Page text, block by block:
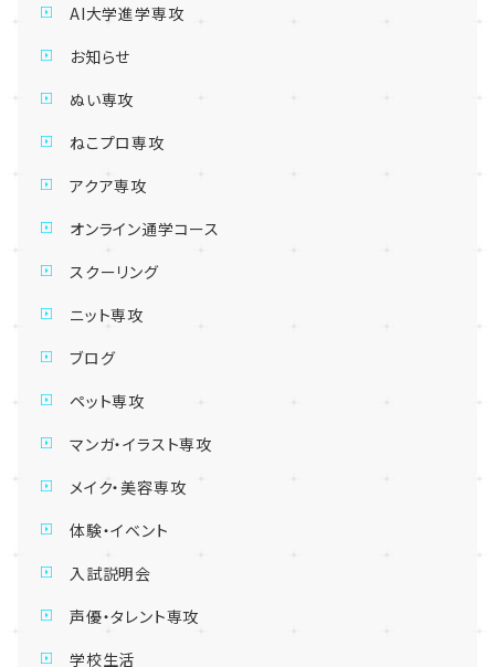
AI大学進学専攻
お知らせ
ぬい専攻
ねこプロ専攻
アクア専攻
オンライン通学コース
スクーリング
ニット専攻
ブログ
ペット専攻
マンガ・イラスト専攻
メイク・美容専攻
体験・イベント
入試説明会
声優・タレント専攻
学校生活